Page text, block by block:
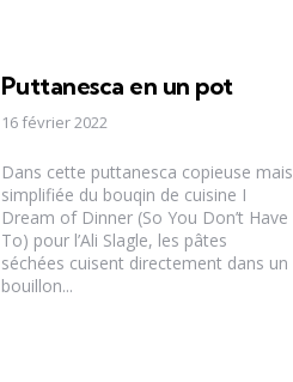
Puttanesca en un pot
16 février 2022
Dans cette puttanesca copieuse mais
simplifiée du bouqin de cuisine I
Dream of Dinner (So You Don’t Have
To) pour l’Ali Slagle, les pâtes
séchées cuisent directement dans un
bouillon...